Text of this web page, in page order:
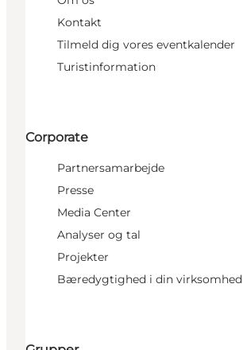
Kontakt
Tilmeld dig vores eventkalender
Turistinformation
Corporate
Partnersamarbejde
Presse
Media Center
Analyser og tal
Projekter
Bæredygtighed i din virksomhed